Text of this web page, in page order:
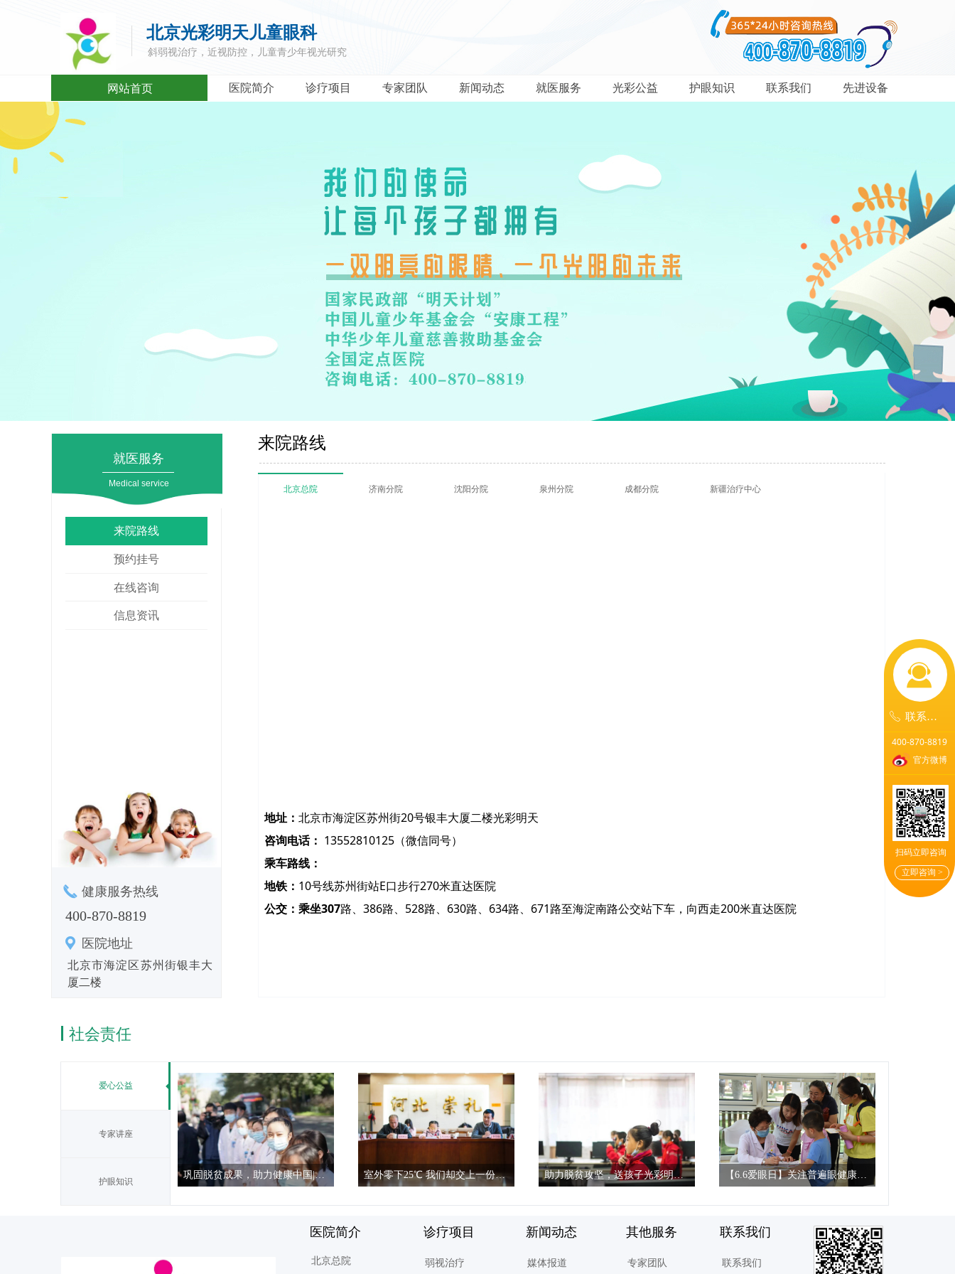
北京光彩明天儿童眼科
斜弱视治疗，近视防控，儿童青少年视光研究
医院简介 诊疗项目 专家团队 新闻动态 就医服务 光彩公益 护眼知识 联系我们 先进设备
网站首页
北京总院 济南分院 沈阳分院 泉州分院 成都分院 新疆治疗中心
地址： 北京市海淀区苏州街20号银丰大厦二楼光彩明天
咨询电话： 13552810125（微信同号）
乘车路线：
地铁： 10号线苏州街站E口步行270米直达医院
公交：乘坐307路、386路、528路、630路、634路、671路至海淀南路公交站下车，向西走200米直达医院
来院路线
医院地址
北京市海淀区苏州街银丰大
厦二楼
끇
400-870-8819
끅 健康服务热线
来院路线
预约挂号
在线咨询
信息资讯
Medical service
就医服务
北京总院
其他服务
专家团队
新闻动态
媒体报道
诊疗项目
弱视治疗
医院简介 联系我们
联系我们
社会责任
爱心公益
专家讲座
护眼知识
巩固脱贫成果，助力健康中国|国家知识产权局、中华儿慈会、光彩明天儿童眼科医院携手走进桑植
主办的 “2021·桑植光明行动” 正式启
室外零下25℃ 我们却交上一份炽热的答卷！——“《读者》光明行动”暨崇礼区精准救助贫困弱视儿童活动完美收官
下25度，他们却交上了一张炽热的成绩
助力脱贫攻坚，送孩子光彩明天——光彩明天儿童眼科医院、中华儿慈会、国家知识产权局携手走进崇礼
儿童眼科医院共同发起的“瞳爱救助中
弱视儿童活动在崇礼区暖心进行，旨在
【6.6爱眼日】关注普遍眼健康，光彩明天在行动
全国“爱眼日”义诊活动。
끤
扫码立即咨询
400-870-8819
ꂅ 联系我们
官方微博
立即咨询 >